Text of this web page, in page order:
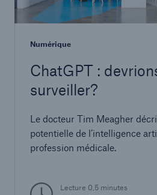
Numérique
ChatGPT :
surveiller?
Le docteur Tim Meagher
potentielle de l’intelligence
profession médicale.
Lecture 0,5 minutes